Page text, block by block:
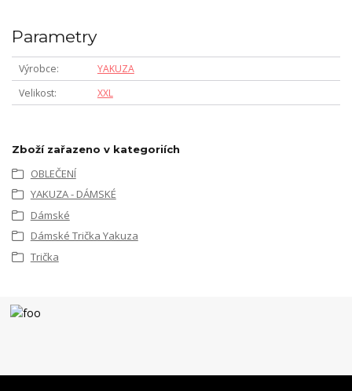
Parametry
Výrobce
YAKUZA
Velikost
XXL
Zboží zařazeno v kategoriích
OBLEČENÍ
YAKUZA - DÁMSKÉ
Dámské
Dámské Trička Yakuza
Trička